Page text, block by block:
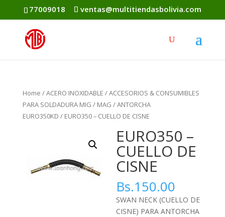
77009018 ventas@multitiendasbolivia.com
Home /ACERO INOXIDABLE /ACCESORIOS & CONSUMIBLES
PARA SOLDADURA MIG / MAG /ANTORCHA
EURO350KD / EURO350 – CUELLO DE CISNE
EURO350 –
CUELLO DE
CISNE
Bs.150.00
SWAN NECK (CUELLO DE
CISNE) PARA ANTORCHA